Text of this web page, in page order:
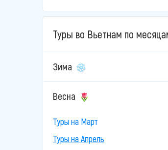
Туры во Вьетнам по
Зима
Весна
Туры на Март
Туры на Апрель